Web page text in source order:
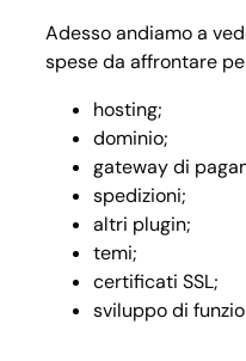
Adesso andiamo a
spese da affrontare
hosting;
dominio;
gateway di
spedizioni;
altri plugin;
temi;
certificati SSL;
sviluppo di